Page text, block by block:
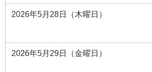
2026年5月28日（木曜日）
2026年5月29日（金曜日）